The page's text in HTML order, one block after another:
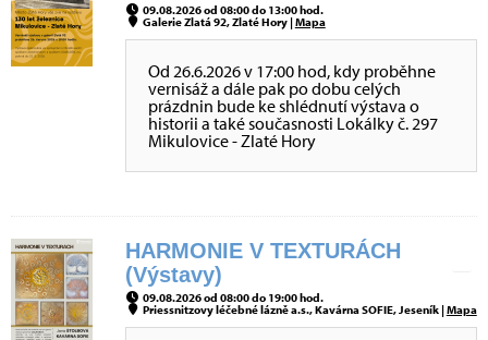
09.08.2026 od 08:00 do 13:00 hod.
Galerie Zlatá 92, Zlaté Hory |Mapa
Od 26.6.2026 v 17:00 hod, kdy proběhne
vernisáž a dále pak po dobu celých
prázdnin bude ke shlédnutí výstava o
historii a také současnosti Lokálky č. 297
Mikulovice - Zlaté Hory
HARMONIE V TEXTURÁCH
(Výstavy)
09.08.2026 od 08:00 do 19:00 hod.
Priessnitzovy léčebné lázně a.s., Kavárna SOFIE, Jeseník |Mapa